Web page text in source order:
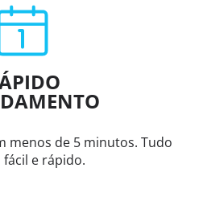
menos de 5 minutos. Tudo
fácil e rápido.